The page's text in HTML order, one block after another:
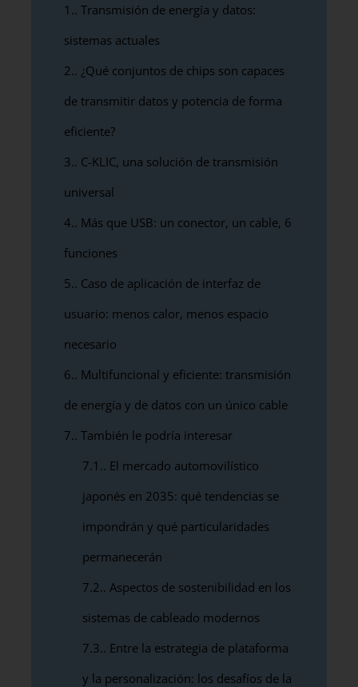
1. Transmisión de energía y datos:
sistemas actuales
2. ¿Qué conjuntos de chips son capaces
de transmitir datos y potencia de forma
eficiente?
3. C-KLIC, una solución de transmisión
universal
4. Más que USB: un conector, un cable, 6
funciones
5. Caso de aplicación de interfaz de
usuario: menos calor, menos espacio
necesario
6. Multifuncional y eficiente: transmisión
de energía y de datos con un único cable
7. También le podría interesar
7.1. El mercado automovilístico
japonés en 2035: qué tendencias se
impondrán y qué particularidades
permanecerán
7.2. Aspectos de sostenibilidad en los
sistemas de cableado modernos
7.3. Entre la estrategia de plataforma
y la personalización: los desafíos de la